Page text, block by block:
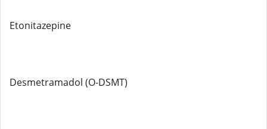
Etonitazepine
Desmetramadol (O-DSMT)